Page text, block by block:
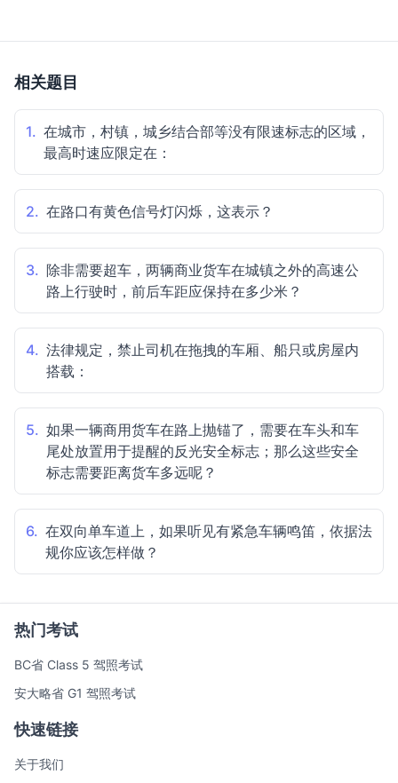
相关题目
1. 在城市，村镇，城乡结合部等没有限速标志的区域，
最高时速应限定在：
2. 在路口有黄色信号灯闪烁，这表示？
3. 除非需要超车，两辆商业货车在城镇之外的高速公
路上行驶时，前后车距应保持在多少米？
4. 法律规定，禁止司机在拖拽的车厢、船只或房屋内
搭载：
5. 如果一辆商用货车在路上抛锚了，需要在车头和车
尾处放置用于提醒的反光安全标志；那么这些安全
标志需要距离货车多远呢？
6. 在双向单车道上，如果听见有紧急车辆鸣笛，依据法
规你应该怎样做？
热门考试
BC省 Class 5 驾照考试
安大略省 G1 驾照考试
快速链接
关于我们